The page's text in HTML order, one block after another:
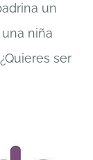
un
niña
ser